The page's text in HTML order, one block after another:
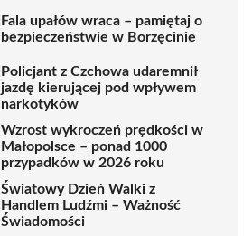
Fala upałów wraca – pamiętaj o
bezpieczeństwie w Borzęcinie
Policjant z Czchowa udaremnił
jazdę kierującej pod wpływem
narkotyków
Wzrost wykroczeń prędkości w
Małopolsce – ponad 1000
przypadków w 2026 roku
Światowy Dzień Walki z
Handlem Ludźmi – Ważność
Świadomości